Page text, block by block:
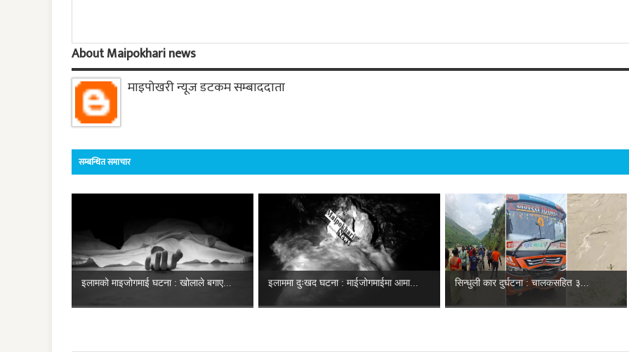
About Maipokhari news
माइपोखरी न्यूज डटकम सम्बाददाता
सम्बन्धित समाचार
इलामको माइजोगमाई घटना : खोलाले बगाए... इलाममा दुःखद घटना : माईजोगमाईमा आमा... सिन्धुली कार दुर्घटना : चालकसहित ३...